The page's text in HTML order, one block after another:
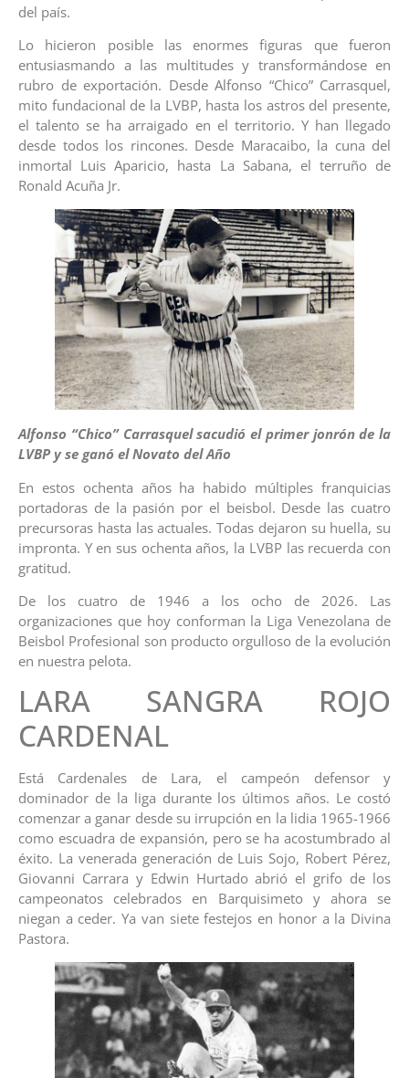
del país.
Lo hicieron posible las enormes figuras que fueron
entusiasmando a las multitudes y transformándose en
rubro de exportación. Desde Alfonso “Chico” Carrasquel,
mito fundacional de la LVBP, hasta los astros del presente,
el talento se ha arraigado en el territorio. Y han llegado
desde todos los rincones. Desde Maracaibo, la cuna del
inmortal Luis Aparicio, hasta La Sabana, el terruño de
Ronald Acuña Jr.
Alfonso “Chico” Carrasquel sacudió el primer jonrón de la
LVBP y se ganó el Novato del Año
En estos ochenta años ha habido múltiples franquicias
portadoras de la pasión por el beisbol. Desde las cuatro
precursoras hasta las actuales. Todas dejaron su huella, su
impronta. Y en sus ochenta años, la LVBP las recuerda con
gratitud.
De los cuatro de 1946 a los ocho de 2026. Las
organizaciones que hoy conforman la Liga Venezolana de
Beisbol Profesional son producto orgulloso de la evolución
en nuestra pelota.
LARA SANGRA ROJO
CARDENAL
Está Cardenales de Lara, el campeón defensor y
dominador de la liga durante los últimos años. Le costó
comenzar a ganar desde su irrupción en la lidia 1965-1966
como escuadra de expansión, pero se ha acostumbrado al
éxito. La venerada generación de Luis Sojo, Robert Pérez,
Giovanni Carrara y Edwin Hurtado abrió el grifo de los
campeonatos celebrados en Barquisimeto y ahora se
niegan a ceder. Ya van siete festejos en honor a la Divina
Pastora.